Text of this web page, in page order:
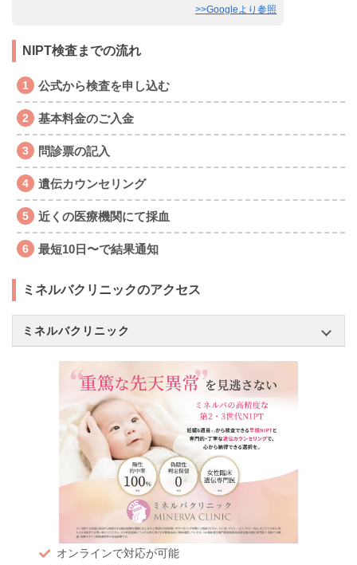
>>Googleより参照
NIPT検査までの流れ
公式から検査を申し込む
基本料金のご入金
問診票の記入
遺伝カウンセリング
近くの医療機関にて採血
最短10日〜で結果通知
ミネルバクリニックのアクセス
ミネルバクリニック
オンラインで対応が可能